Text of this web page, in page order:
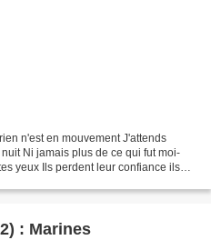
n'est en mouvement J'attends
Ni jamais plus de ce qui fut moi-
yeux Ils perdent leur confiance ils
: Marines